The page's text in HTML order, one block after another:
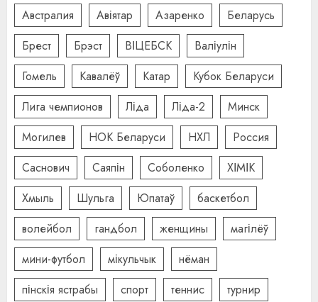
Австралия Авіятар Азаренко
Беларусь
Брест
Брэст ВІЦЕБСК
Валіулін
Гомель
Кавалёў Катар
Кубок Беларуси
Лига чемпионов
Ліда Ліда-2
Минск
Могилев
НОК Беларуси НХЛ
Россия
Саснович
Саяпін Соболенко
ХІМІК
Хмыль
Шульга Юпатаў
баскетбол
волейбол
гандбол женщины
магілёў
мини-футбол
мікульчык
нёман
пінскія ястрабы
спорт теннис
турнир